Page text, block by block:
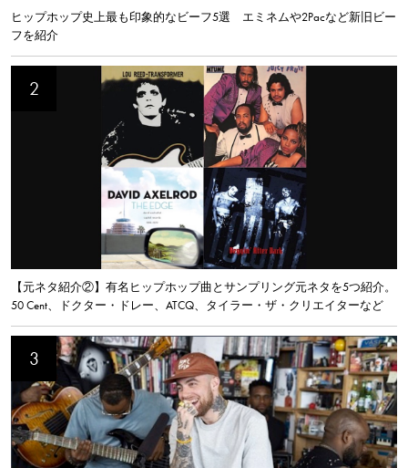
ヒップホップ史上最も印象的なビーフ5選 エミネムや2Pacなど新旧ビー
フを紹介
【元ネタ紹介②】有名ヒップホップ曲とサンプリング元ネタを5つ紹介。
50 Cent、ドクター・ドレー、ATCQ、タイラー・ザ・クリエイターなど